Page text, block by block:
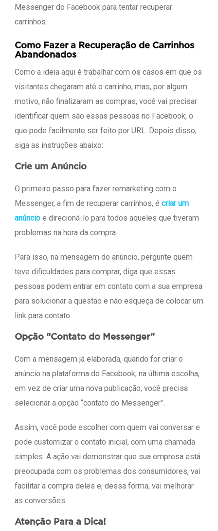
Messenger do Facebook para tentar recuperar
carrinhos.
Como Fazer a Recuperação de Carrinhos
Abandonados
Como a ideia aqui é trabalhar com os casos em que os
visitantes chegaram até o carrinho, mas, por algum
motivo, não finalizaram as compras, você vai precisar
identificar quem são essas pessoas no Facebook, o
que pode facilmente ser feito por URL. Depois disso,
siga as instruções abaixo:
Crie um Anúncio
O primeiro passo para fazer remarketing com o
Messenger, a fim de recuperar carrinhos, é criar um
anúncio e direcioná-lo para todos aqueles que tiveram
problemas na hora da compra.
Para isso, na mensagem do anúncio, pergunte quem
teve dificuldades para comprar, diga que essas
pessoas podem entrar em contato com a sua empresa
para solucionar a questão e não esqueça de colocar um
link para contato.
Opção “Contato do Messenger”
Com a mensagem já elaborada, quando for criar o
anúncio na plataforma do Facebook, na última escolha,
em vez de criar uma nova publicação, você precisa
selecionar a opção “contato do Messenger”.
Assim, você pode escolher com quem vai conversar e
pode customizar o contato inicial, com uma chamada
simples. A ação vai demonstrar que sua empresa está
preocupada com os problemas dos consumidores, vai
facilitar a compra deles e, dessa forma, vai melhorar
as conversões.
Atenção Para a Dica!